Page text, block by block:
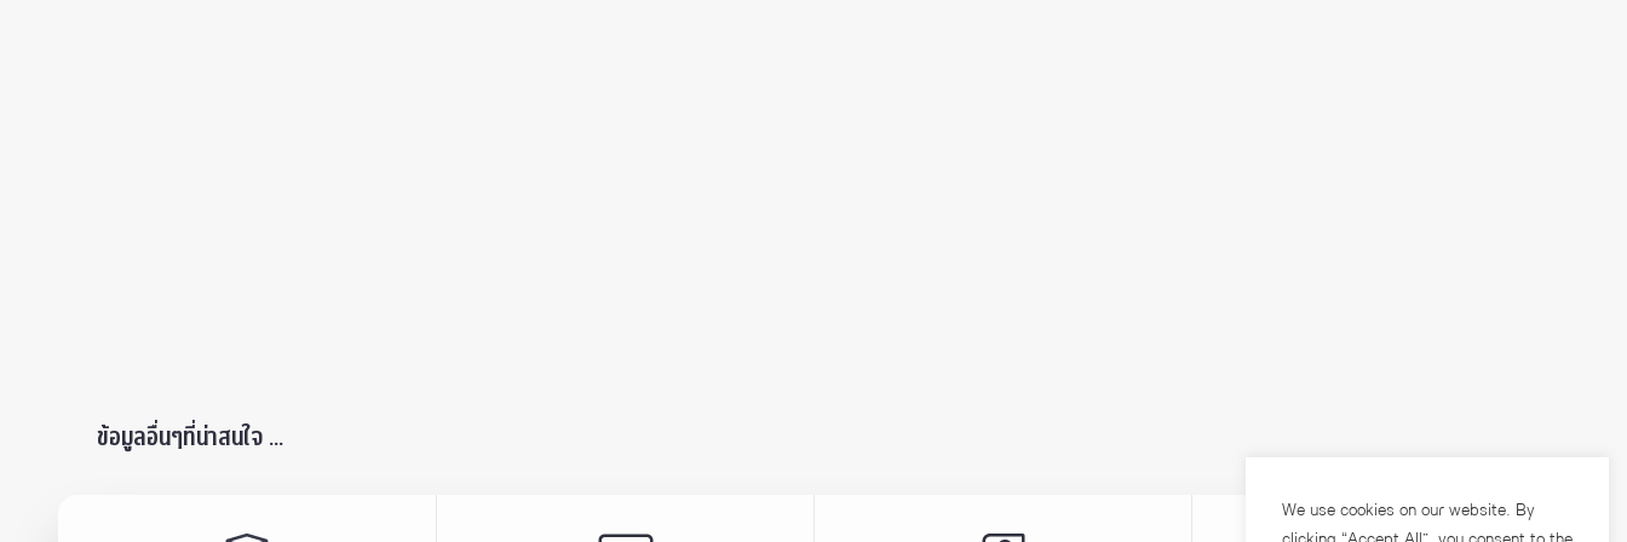
ข้อมูลอื่นๆที่น่าสนใจ ...
We use cookies on our website. By